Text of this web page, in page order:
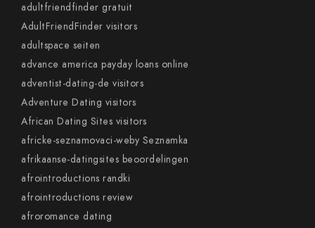
adultfriendfinder gratuit
AdultFriendFinder visitors
adultspace seiten
advance america payday loans online
adventist-dating-de visitors
Adventure Dating visitors
African Dating Sites visitors
africke-seznamovaci-weby Seznamka
afrikaanse-datingsites beoordelingen
afrointroductions randki
afrointroductions review
afroromance dating